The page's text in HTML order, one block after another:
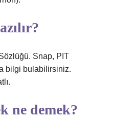
Snap, PIT
bilgi bulabilirsiniz.
ne demek?